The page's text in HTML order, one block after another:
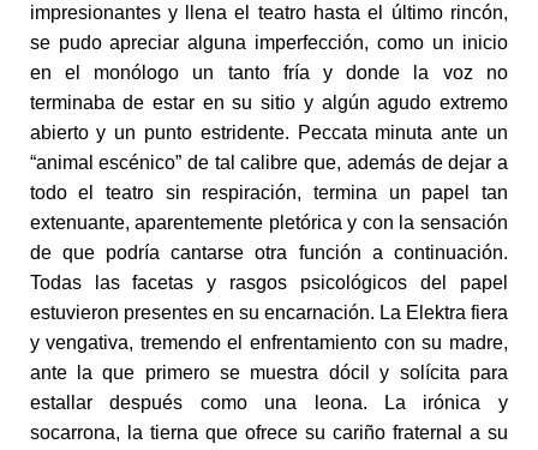
impresionantes y llena el teatro hasta el último rincón,
se pudo apreciar alguna imperfección, como un inicio
en el monólogo un tanto fría y donde la voz no
terminaba de estar en su sitio y algún agudo extremo
abierto y un punto estridente. Peccata minuta ante un
“animal escénico” de tal calibre que, además de dejar a
todo el teatro sin respiración, termina un papel tan
extenuante, aparentemente pletórica y con la sensación
de que podría cantarse otra función a continuación.
Todas las facetas y rasgos psicológicos del papel
estuvieron presentes en su encarnación. La Elektra fiera
y vengativa, tremendo el enfrentamiento con su madre,
ante la que primero se muestra dócil y solícita para
estallar después como una leona. La irónica y
socarrona, la tierna que ofrece su cariño fraternal a su